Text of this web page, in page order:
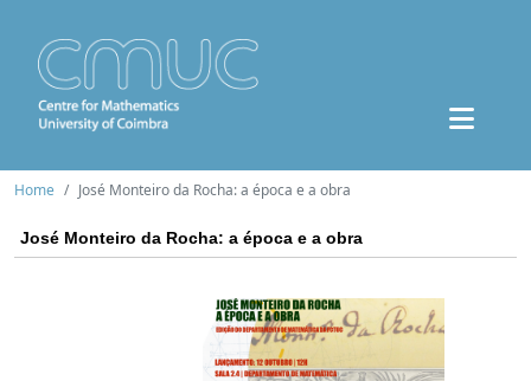
Home José Monteiro da Rocha: a época e a obra
José Monteiro da Rocha: a época e a obra